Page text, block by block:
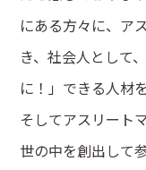
にある方々に、ア
き、社会人として
に！」できる人材
そしてアスリート
世の中を創出して